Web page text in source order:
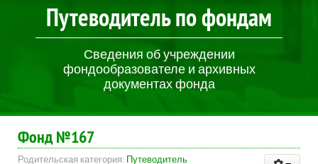
Путеводитель по фондам
Сведения об учреждении
фондообразователе и архивных
документах фонда
Фонд №167
Родительская категория: Путеводитель